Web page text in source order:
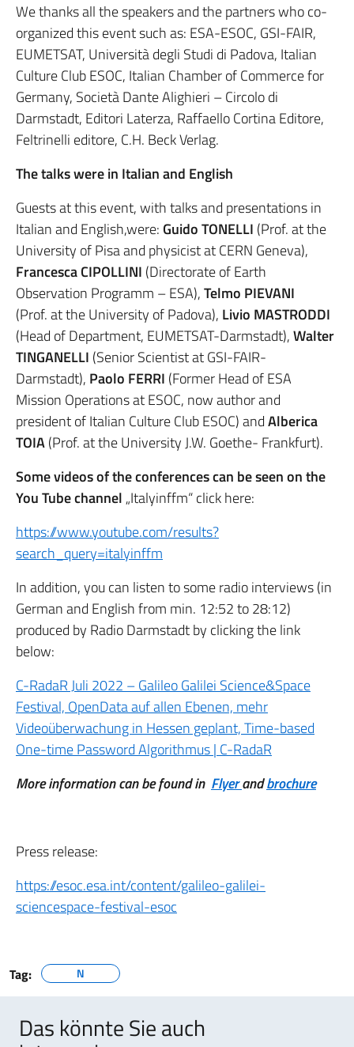
We thanks all the speakers and the partners who co-
organized this event such as: ESA-ESOC, GSI-FAIR,
EUMETSAT, Università degli Studi di Padova, Italian
Culture Club ESOC, Italian Chamber of Commerce for
Germany, Società Dante Alighieri – Circolo di
Darmstadt, Editori Laterza, Raffaello Cortina Editore,
Feltrinelli editore, C.H. Beck Verlag.
The talks were in Italian and English
Guests at this event, with talks and presentations in
Italian and English,were: Guido TONELLI (Prof. at the
University of Pisa and physicist at CERN Geneva),
Francesca CIPOLLINI (Directorate of Earth
Observation Programm – ESA),Telmo PIEVANI
(Prof. at the University of Padova), Livio MASTRODDI
(Head of Department, EUMETSAT-Darmstadt),Walter
TINGANELLI (Senior Scientist at GSI-FAIR-
Darmstadt), Paolo FERRI (Former Head of ESA
Mission Operations at ESOC, now author and
president of Italian Culture Club ESOC) andAlberica
TOIA(Prof. at the University J.W. Goethe- Frankfurt).
Some videos of the conferences can be seen on the
You Tube channel„Italyinffm“ click here:
https://www.youtube.com/results?
search_query=italyinffm
In addition, you can listen to some radio interviews (in
German and English from min. 12:52 to 28:12)
produced by Radio Darmstadt by clicking the link
below:
C-RadaR Juli 2022 – Galileo Galilei Science&Space
Festival, OpenData auf allen Ebenen, mehr
Videoüberwachung in Hessen geplant, Time-based
One-time Password Algorithmus | C-RadaR
More information can be found in Flyerandbrochure
Press release:
https://esoc.esa.int/content/galileo-galilei-
sciencespace-festival-esoc
Tag: N
Das könnte Sie auch